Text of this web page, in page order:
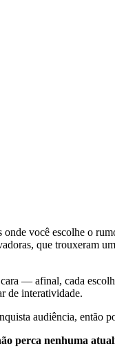
você escolhe o
que trouxeram
— afinal, cada
de interatividade.
audiência, então
perca nenhuma